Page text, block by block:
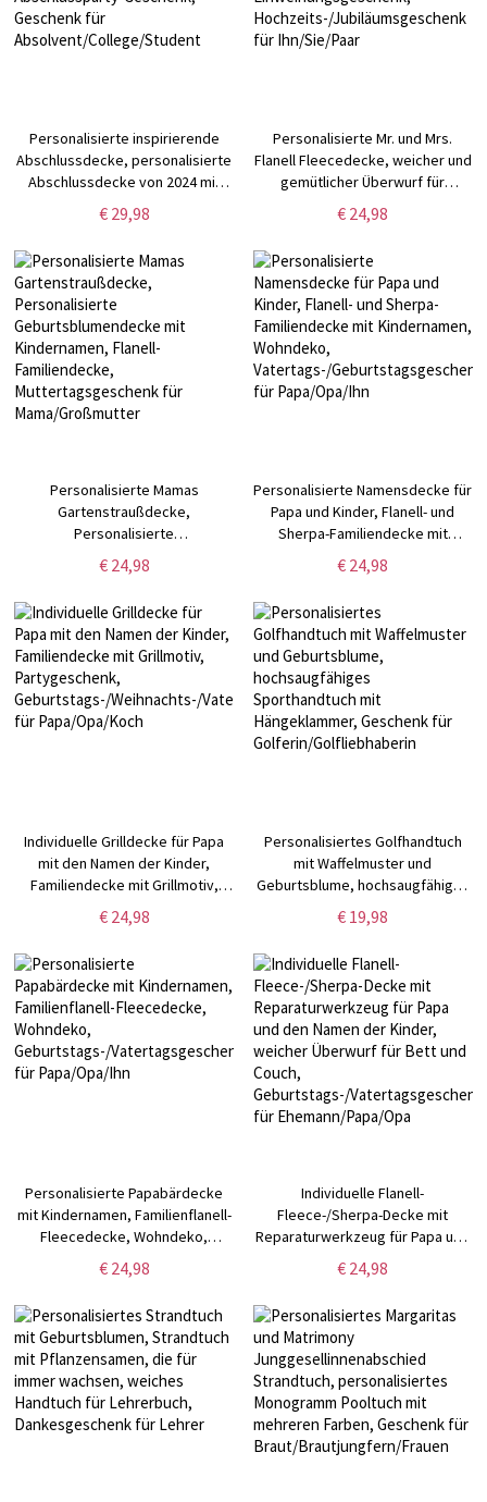
Personalisierte inspirierende
Abschlussdecke, personalisierte
Abschlussdecke von 2024 mit
Namen, Abschlussparty-
Geschenk, Geschenk für
€ 29,98
Personalisierte Mr. und Mrs.
Flanell Fleecedecke, weicher und
gemütlicher Überwurf für
Bettcouch,
Einweihungsgeschenk,
Hochzeits-/Jubiläumsgeschenk
für Ihn/Sie/Paar
€ 24,98
Personalisierte Mamas
Gartenstraußdecke,
Personalisierte
Geburtsblumendecke mit
Kindernamen, Flanell-
Muttertagsgeschenk für
Mama/Großmutter
€ 24,98
Personalisierte Namensdecke für
Papa und Kinder, Flanell- und
Sherpa-Familiendecke mit
Kindernamen, Wohndeko,
Vatertags-/Geburtstagsgeschenk
€ 24,98
Individuelle Grilldecke für Papa
mit den Namen der Kinder,
Familiendecke mit Grillmotiv,
Partygeschenk,
Geburtstags-/Weihnachts-/Vatertagsgeschenk
€ 24,98
Personalisiertes Golfhandtuch
mit Waffelmuster und
Geburtsblume, hochsaugfähiges
Sporthandtuch mit
Hängeklammer, Geschenk für
€ 19,98
Personalisierte Papabärdecke
mit Kindernamen, Familienflanell-
Fleecedecke, Wohndeko,
Geburtstags-/Vatertagsgeschenk
für Papa/Opa/Ihn
€ 24,98
Individuelle Flanell-
Fleece-/Sherpa-Decke mit
Reparaturwerkzeug für Papa und
den Namen der Kinder, weicher
Überwurf für Bett und Couch,
Geburtstags-/Vatertagsgeschenk
für Ehemann/Papa/Opa
€ 24,98